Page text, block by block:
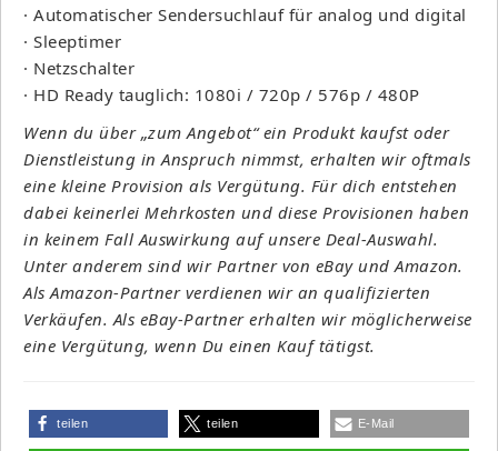
· Automatischer Sendersuchlauf für analog und digital
· Sleeptimer
· Netzschalter
· HD Ready tauglich: 1080i / 720p / 576p / 480P
Wenn du über „zum Angebot“ ein Produkt kaufst oder
Dienstleistung in Anspruch nimmst, erhalten wir oftmals
eine kleine Provision als Vergütung. Für dich entstehen
dabei keinerlei Mehrkosten und diese Provisionen haben
in keinem Fall Auswirkung auf unsere Deal-Auswahl.
Unter anderem sind wir Partner von eBay und Amazon.
Als Amazon-Partner verdienen wir an qualifizierten
Verkäufen. Als eBay-Partner erhalten wir möglicherweise
eine Vergütung, wenn Du einen Kauf tätigst.
teilen teilen E-Mail